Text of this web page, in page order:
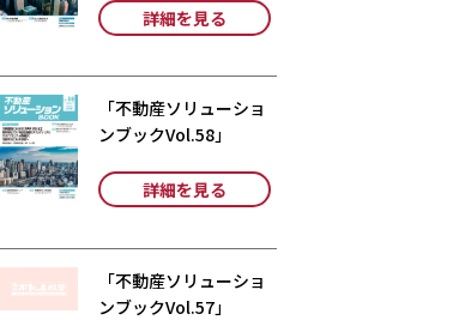
詳細を見る
「不動産ソリューショ
ンブックVol.58」
詳細を見る
「不動産ソリューショ
ンブックVol.57」